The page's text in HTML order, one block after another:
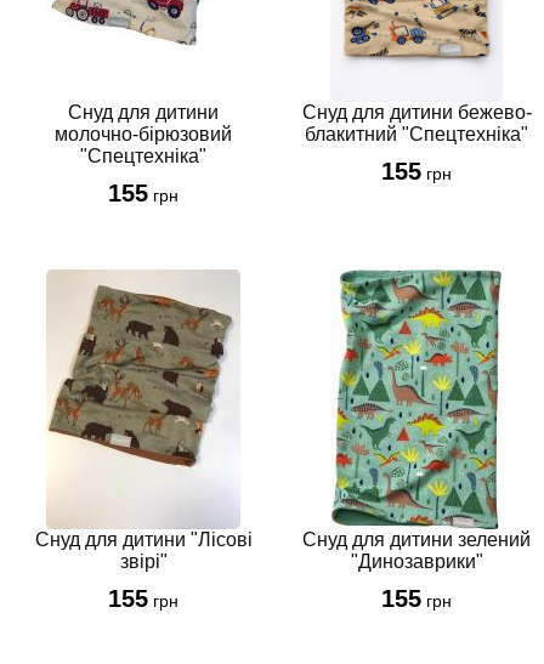
Cнуд для дитини
молочно-бірюзовий
"Спецтехніка"
155 грн
Cнуд для дитини бежево-
блакитний "Спецтехніка"
155 грн
Cнуд для дитини "Лісові
звірі"
155 грн
Cнуд для дитини зелений
"Динозаврики"
155 грн